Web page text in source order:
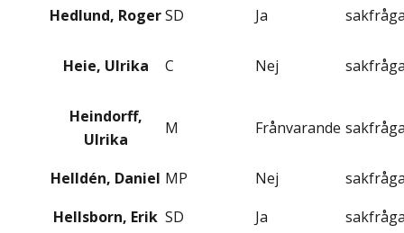
Hedlund, RogerSD Ja
Heie, Ulrika C Nej
Heindorff,
Ulrika
M Frånvarande
Helldén, Daniel MP Nej
Hellsborn, Erik SD Ja